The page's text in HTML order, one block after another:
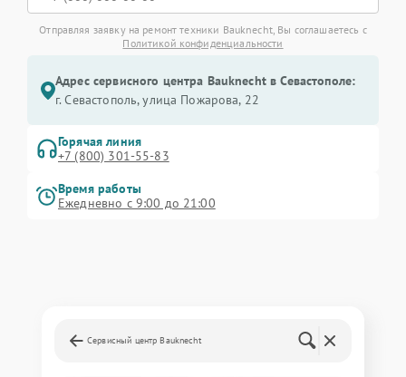
Отправляя заявку на ремонт техники Bauknecht, Вы соглашаетесь с
Политикой конфиденциальности
Адрес сервисного центра Bauknecht в Севастополе:
г. Севастополь, улица Пожарова, 22
Горячая линия
+7 (800) 301-55-83
Время работы
Ежедневно с 9:00 до 21:00
Сервисный центр Bauknecht